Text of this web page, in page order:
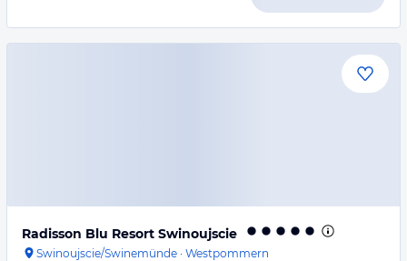
Radisson Blu Resort Swinoujscie
Swinoujscie/Swinemünde · Westpommern